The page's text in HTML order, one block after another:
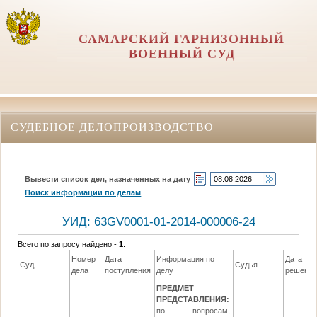
САМАРСКИЙ ГАРНИЗОННЫЙ
ВОЕННЫЙ СУД
СУДЕБНОЕ ДЕЛОПРОИЗВОДСТВО
Вывести список дел, назначенных на дату
Поиск информации по делам
УИД: 63GV0001-01-2014-000006-24
Всего по запросу найдено -1
Суд
Номер
дела
Дата
поступления
Информация по
делу
Судья
Дата
решения
ПРЕДМЕТ
ПРЕДСТАВЛЕНИЯ:
по вопросам,